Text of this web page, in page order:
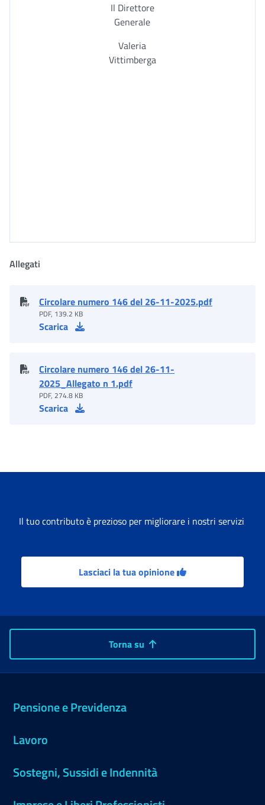
Il Direttore
Generale
Valeria
Vittimberga
Allegati
Circolare numero 146 del 26-11-2025.pdf
PDF, 139.2 KB
Scarica
Circolare numero 146 del 26-11-
2025_Allegato n 1.pdf
PDF, 274.8 KB
Scarica
Il tuo contributo è prezioso per migliorare i nostri servizi
Lasciaci la tua opinione
Torna su
Pensione e Previdenza
Lavoro
Sostegni, Sussidi e Indennità